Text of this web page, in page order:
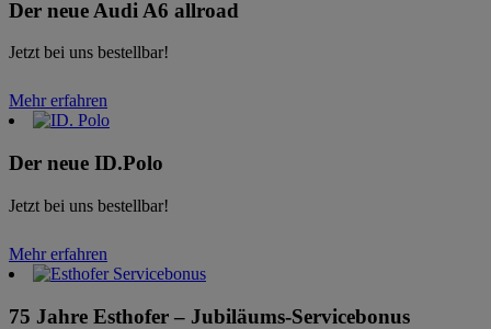
Der neue Audi A6 allroad
Jetzt bei uns bestellbar!
Mehr erfahren
Der neue ID.Polo
Jetzt bei uns bestellbar!
Mehr erfahren
75 Jahre Esthofer – Jubiläums-Servicebonus